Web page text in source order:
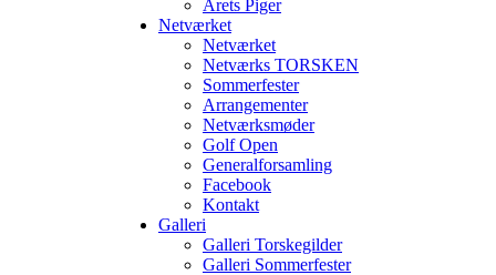
Årets Piger
Netværket
Netværket
Netværks TORSKEN
Sommerfester
Arrangementer
Netværksmøder
Golf Open
Generalforsamling
Facebook
Kontakt
Galleri
Galleri Torskegilder
Galleri Sommerfester